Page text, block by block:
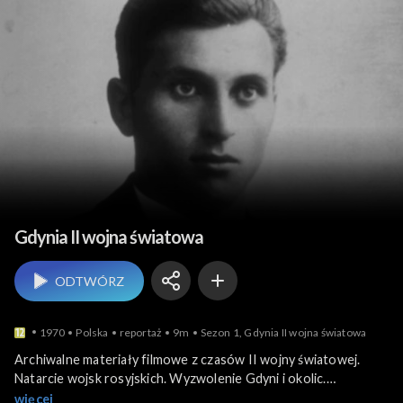
Historia współczesna
Gdynia II wojna światowa
ODTWÓRZ
1970 Polska reportaż 9m Sezon 1, Gdynia II wojna światowa
Archiwalne materiały filmowe z czasów II wojny światowej.
Natarcie wojsk rosyjskich. Wyzwolenie Gdyni i okolic.
Ewakuacja ludności niemieckiej, ucieczka Niemców przed
więcej